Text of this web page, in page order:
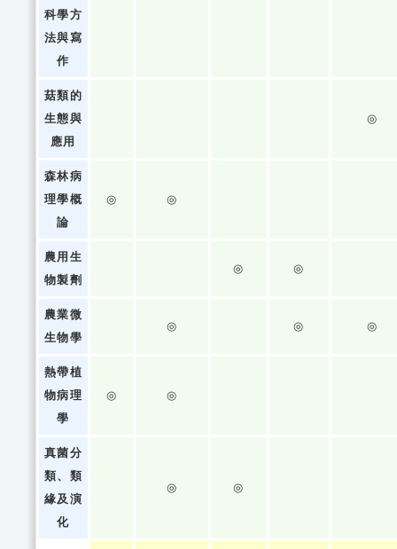
科學方
法與寫
作
菇類的
生態與
應用
◎
森林病
理學概
論
◎ ◎
農用生
物製劑
◎ ◎
農業微
生物學
◎ ◎ ◎
熱帶植
物病理
學
◎ ◎
真菌分
類、類
緣及演
化
◎ ◎